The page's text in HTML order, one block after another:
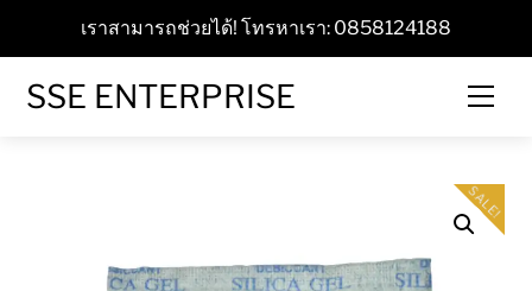
content
เราสามารถช่วยได้! โทรหาเรา: 0858124188
SSE ENTERPRISE
SALE!